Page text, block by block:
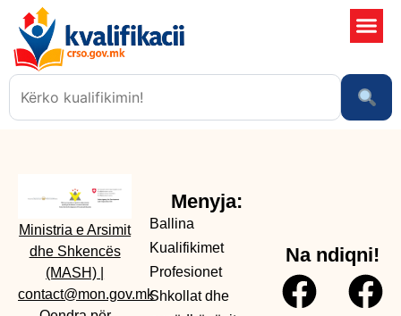
Ministria e Arsimit
dhe Shkencës
(MASH)
contact@mon.gov.mk
Menyja:
Ballina
Kualifikimet
Profesionet
Shkollat dhe
Na ndiqni!